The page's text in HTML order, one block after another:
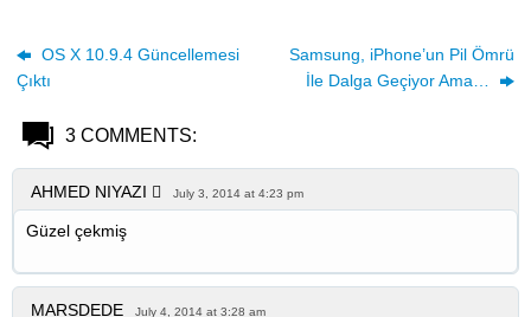
OS X 10.9.4 Güncellemesi
Çıktı
Samsung, iPhone’un Pil Ömrü
İle Dalga Geçiyor Ama…
3 COMMENTS:
AHMED NIYAZI  July 3, 2014 at 4:23 pm
Güzel çekmiş
MARSDEDE July 4, 2014 at 3:28 am